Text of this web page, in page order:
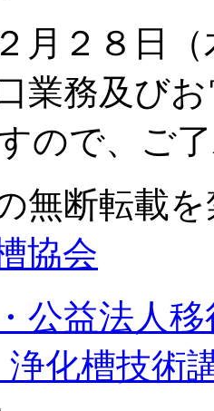
月２８日
業務及び
ので、ご
無断転載
協会
公益法人
化槽技術